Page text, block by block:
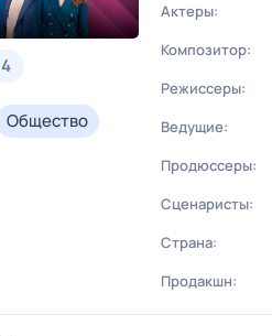
4
Общество
Актеры:
Композитор:
Режиссеры:
Ведущие:
Продюссеры:
Сценаристы:
Страна:
Продакшн: